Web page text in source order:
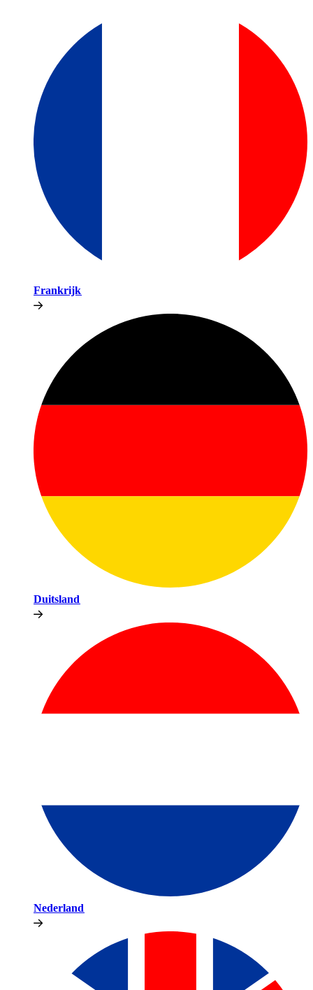
Frankrijk​​
Duitsland​​
Nederland​​